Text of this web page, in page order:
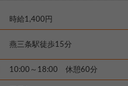
時給1,400円
燕三条駅徒歩15分
10:00～18:00 休憩60分